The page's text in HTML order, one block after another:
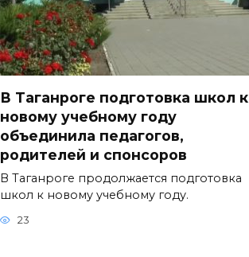
В Таганроге подготовка школ к
новому учебному году
объединила педагогов,
родителей и спонсоров
В Таганроге продолжается подготовка
школ к новому учебному году.
23